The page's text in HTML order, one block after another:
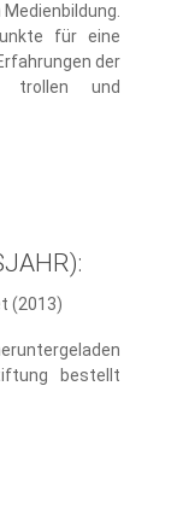
für eine
der
trollen und
(2013)
bestellt